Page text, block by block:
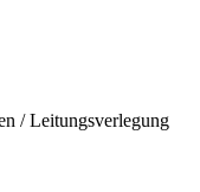
/ Leitungsverlegung